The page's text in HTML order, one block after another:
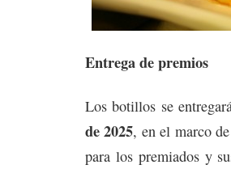
Entrega de premios
Los botillos se
de 2025, en el marco
para los premiados y